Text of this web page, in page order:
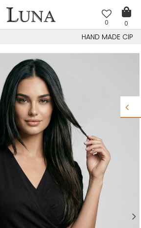
0
0